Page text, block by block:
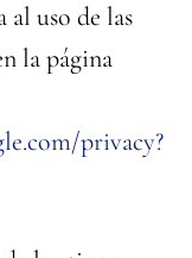
al uso de las
la página
privacy?